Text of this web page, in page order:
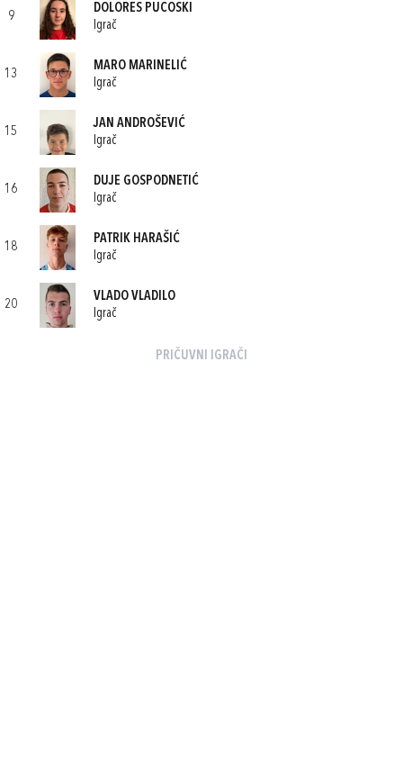
9
DOLORES PUCOSKI
Igrač
13
MARO MARINELIĆ
Igrač
15
JAN ANDROŠEVIĆ
Igrač
16
DUJE GOSPODNETIĆ
Igrač
18
PATRIK HARAŠIĆ
Igrač
20
VLADO VLADILO
Igrač
PRIČUVNI IGRAČI